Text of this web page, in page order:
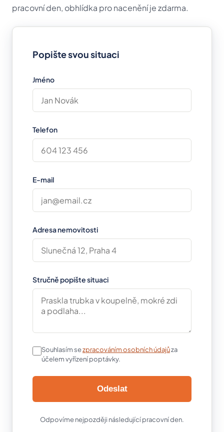
pracovní den, obhlídka pro nacenění je zdarma.
Popište svou situaci
Jméno
Telefon
E-mail
Adresa nemovitosti
Stručně popište situaci
Souhlasím sezpracováním osobních údajůza
účelem vyřízení poptávky.
Odeslat
Odpovíme nejpozději následující pracovní den.